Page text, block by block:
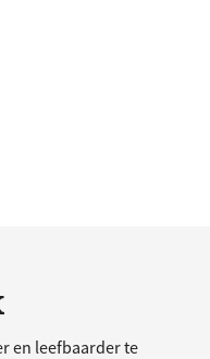
en leefbaarder te